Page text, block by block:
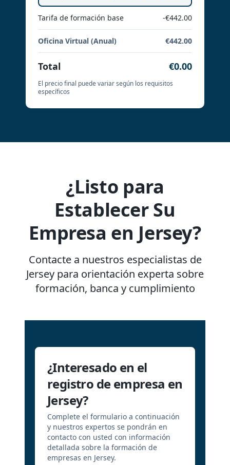
Tarifa de formación base -€442.00
Oficina Virtual (Anual) €442.00
Total €0.00
El precio final puede variar según los requisitos
específicos
¿Listo para
Establecer Su
Empresa en Jersey?
Contacte a nuestros especialistas de
Jersey para orientación experta sobre
formación, banca y cumplimiento
¿Interesado en el
registro de empresa en
Jersey?
Complete el formulario a continuación
y nuestros expertos se pondrán en
contacto con usted con información
detallada sobre la formación de
empresas en Jersey.